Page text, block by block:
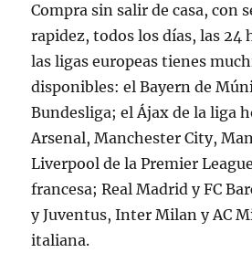
Compra sin salir de casa, con
rapidez, todos los días, las 24
las ligas europeas tienes
disponibles: el Bayern de
Bundesliga; el Ájax de la liga
Arsenal, Manchester City,
Liverpool de la Premier
francesa; Real Madrid y FC
y Juventus, Inter Milan y AC
italiana.